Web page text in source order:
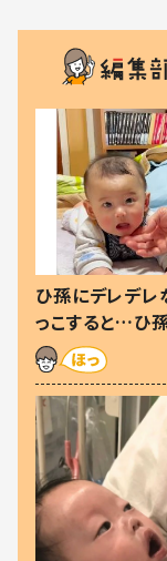
ひ孫にデレデレ
っこすると…ひ
した」「可愛くて